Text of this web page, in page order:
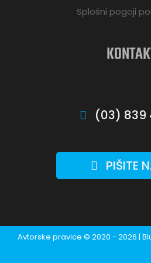
Splošni pogoji
(03) 839
PIŠITE
Avtorske pravice © 2020 - 2026 |